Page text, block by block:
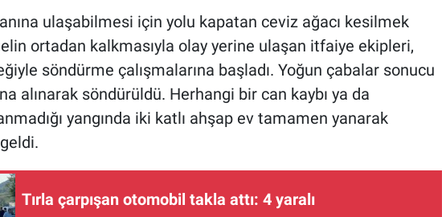
ulaşabilmesi için yolu kapatan ceviz ağacı kesilmek
ortadan kalkmasıyla olay yerine ulaşan itfaiye ekipleri,
söndürme çalışmalarına başladı. Yoğun çabalar sonucu
alınarak söndürüldü. Herhangi bir can kaybı ya da
yangında iki katlı ahşap ev tamamen yanarak
Tırla çarpışan otomobil takla attı: 4 yaralı